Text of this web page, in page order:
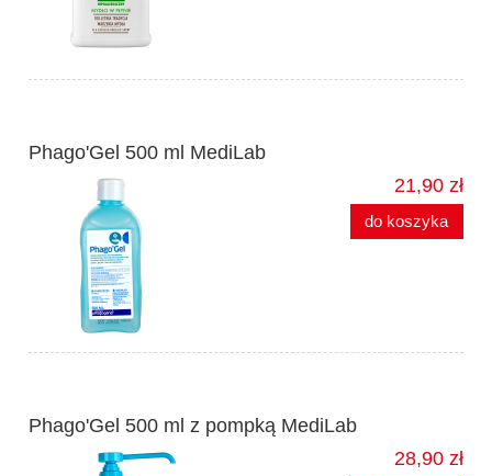
Phago'Gel 500 ml MediLab
21,90 zł
do koszyka
Phago'Gel 500 ml z pompką MediLab
28,90 zł